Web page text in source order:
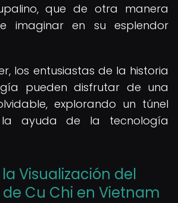
que de otra manera
imaginar en su esplendor
los entusiastas de la historia
pueden disfrutar de una
explorando un túnel
ayuda de la tecnología
Visualización del
Cu Chi en Vietnam